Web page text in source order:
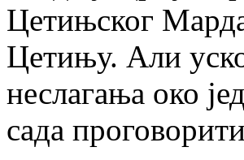
Цетињског
Цетињу. Али
неслагања око
сада